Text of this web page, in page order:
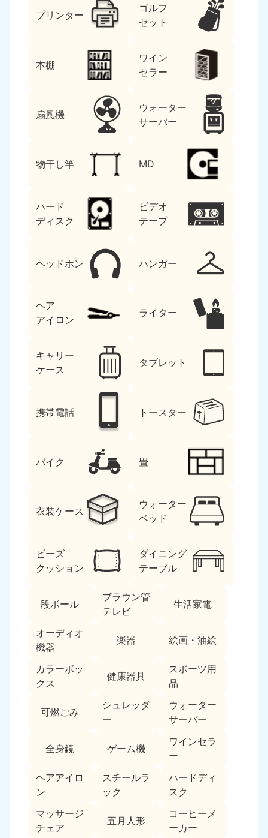
プリンター
ゴルフ
セット
本棚
ワイン
セラー
扇風機
ウォーター
サーバー
物干し竿 MD
ハード
ディスク
ビデオ
テープ
ヘッドホン ハンガー
ヘア
アイロン
ライター
キャリー
ケース
タブレット
携帯電話 トースター
バイク 畳
衣装ケース
ウォーター
ベッド
ビーズ
クッション
ダイニング
テーブル
段ボール
ブラウン管
テレビ
生活家電
オーディオ
機器
楽器 絵画・油絵
カラーボッ
クス
健康器具
スポーツ用
品
可燃ごみ
シュレッダ
ー
ウォーター
サーバー
全身鏡 ゲーム機
ワインセラ
ー
ヘアアイロ
ン
スチールラ
ック
ハードディ
スク
マッサージ
チェア
五月人形
コーヒーメ
ーカー
北海道・東北
050-1881-5277
9:00〜19:00 年中無休
050-1881-5276
9:00〜19:00 年中無休
岩手県
9:00〜19:00 年中無休 9:00〜19:00 年中無休
050-1881-5273
9:00〜19:00 年中無休
050-1881-5272
9:00〜19:00 年中無休